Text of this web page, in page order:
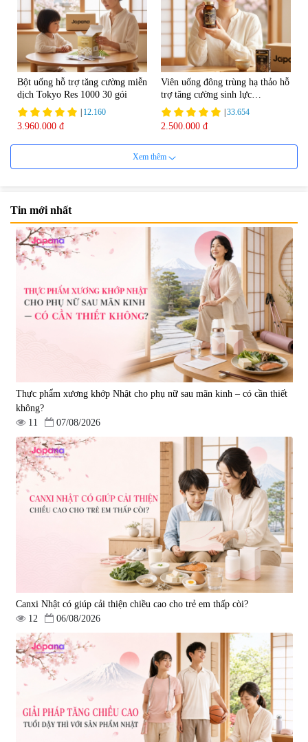
Bột uống hỗ trợ tăng cường miễn
dịch Tokyo Res 1000 30 gói
12.160
3.960.000 đ
Viên uống đông trùng hạ thảo hỗ
trợ tăng cường sinh lực
Tohchukasou Premium Yo
Group 180 viên - Date 08/2027
33.654
2.500.000 đ
Mặt Nạ Nichiei Bussan Nano
miếng)
0
1.890.000 đ
Viên uống bổ não Ribeto Shoji
Ichoha Ekisu Plus - 90 viên
|57.920
1.450.000 đ
Viên uống hỗ trợ tăng cường
sinh lý nam Fujina Monster Shot
150 viên
880.000 đ
Viên uống chống lão hóa, tăng
sức khỏe Yangmiwa NMN 60
viên
|42.588
5.500.000 đ
Viên uống phòng ngừa đột quỵ,
tai biến Nattokinase Nano
Premium 120 viên 149.877
2.290.000 đ
Xem thêm
Tin mới nhất
Thực phẩm xương khớp Nhật cho phụ nữ sau mãn kinh – có cần thiết
không?
11
07/08/2026
Canxi Nhật có giúp cải thiện chiều cao cho trẻ em thấp còi?
12
06/08/2026